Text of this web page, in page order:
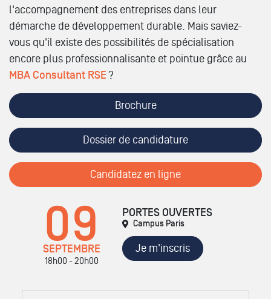
l'accompagnement des entreprises dans leur
démarche de développement durable. Mais saviez-
vous qu'il existe des possibilités de spécialisation
encore plus professionnalisante et pointue grâce au
MBA Consultant RSE ?
Brochure
Dossier de candidature
Candidatez en ligne
09
SEPTEMBRE
18h00 - 20h00
PORTES OUVERTES
Campus Paris
Je m'inscris